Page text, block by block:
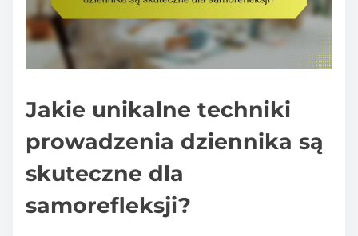
Jakie unikalne techniki
prowadzenia dziennika są
skuteczne dla
samorefleksji?